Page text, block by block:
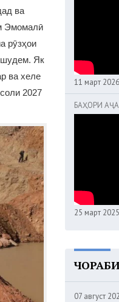
ва
Эмомалӣ
рӯзҳои
шудем. Як
ва хеле
2027
11 март
БАҲОРИ
25 март
07 август